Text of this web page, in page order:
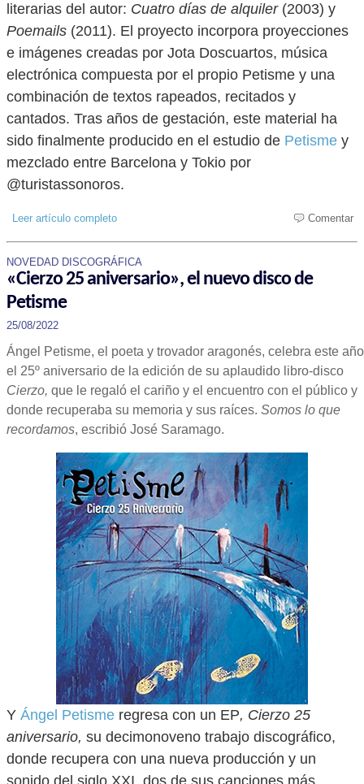
literarias del autor: Cuatro días de alquiler(2003) y
Poemails (2011). El proyecto incorpora proyecciones
e imágenes creadas por Jota Doscuartos, música
electrónica compuesta por el propio Petisme y una
combinación de textos rapeados, recitados y
cantados. Tras años de gestación, este material ha
sido finalmente producido en el estudio de Petisme y
mezclado entre Barcelona y Tokio por
@turistassonoros.
Leer artículo completo Comentar
NOVEDAD DISCOGRÁFICA
«Cierzo 25 aniversario», el nuevo disco de
Petisme
25/08/2022
Ángel Petisme, el poeta y trovador aragonés, celebra este año
el 25º aniversario de la edición de su aplaudido libro-disco
Cierzo, que le regaló el cariño y el encuentro con el público y
donde recuperaba su memoria y sus raíces. Somos lo que
recordamos, escribió José Saramago.
Y Ángel Petisme regresa con un EP, Cierzo 25
aniversario, su decimonoveno trabajo discográfico,
donde recupera con una nueva producción y un
sonido del siglo XXI, dos de sus canciones más